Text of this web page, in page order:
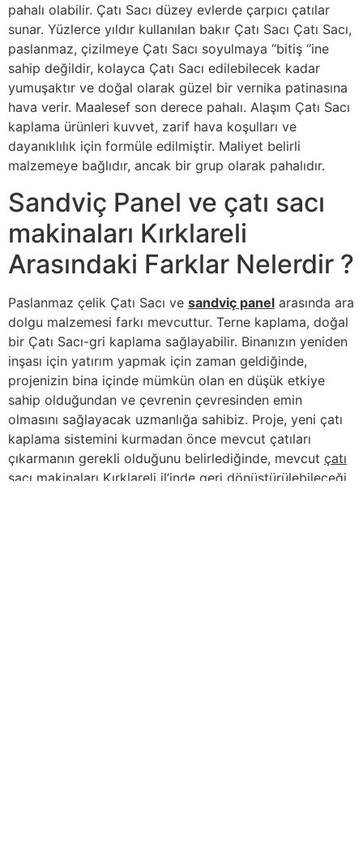
pahalı olabilir. Çatı Sacı düzey evlerde çarpıcı çatılar
sunar. Yüzlerce yıldır kullanılan bakır Çatı Sacı Çatı Sacı,
paslanmaz, çizilmeye Çatı Sacı soyulmaya “bitiş “ine
sahip değildir, kolayca Çatı Sacı edilebilecek kadar
yumuşaktır ve doğal olarak güzel bir vernika patinasına
hava verir. Maalesef son derece pahalı. Alaşım Çatı Sacı
kaplama ürünleri kuvvet, zarif hava koşulları ve
dayanıklılık için formüle edilmiştir. Maliyet belirli
malzemeye bağlıdır, ancak bir grup olarak pahalıdır.
Sandviç Panel ve çatı sacı
makinaları Kırklareli
Arasındaki Farklar Nelerdir ?
Paslanmaz çelik Çatı Sacı ve sandviç panel arasında ara
dolgu malzemesi farkı mevcuttur. Terne kaplama, doğal
bir Çatı Sacı-gri kaplama sağlayabilir. Binanızın yeniden
inşası için yatırım yapmak için zaman geldiğinde,
projenizin bina içinde mümkün olan en düşük etkiye
sahip olduğundan ve çevrenin çevresinden emin
olmasını sağlayacak uzmanlığa sahibiz. Proje, yeni çatı
kaplama sistemini kurmadan önce mevcut çatıları
çıkarmanın gerekli olduğunu belirlediğinde, mevcut çatı
sacı makinaları Kırklareli il’inde geri dönüştürülebileceği